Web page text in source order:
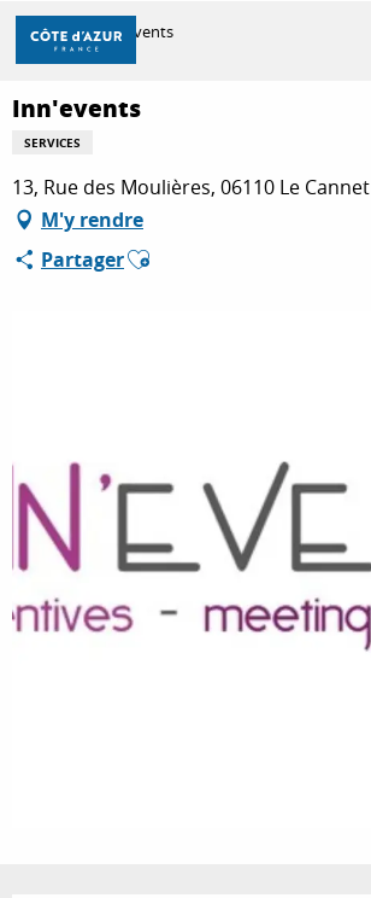
Aller
contenu
principal
DÉCOUVRIR
À FAIRE
Accueil Inn'events
Inn'events
SERVICES
13, Rue des Moulières, 06110 Le Cannet
M'y rendre
PartagerAjouter aux favoris